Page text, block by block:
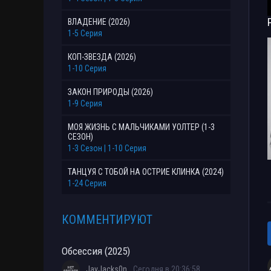
ВЛАДЕНИЕ (2026)
1-5 Серия
КОП-ЗВЕЗДА (2026)
1-10 Серия
ЗАКОН ПРИРОДЫ (2026)
1-9 Серия
МОЯ ЖИЗНЬ С МАЛЬЧИКАМИ УОЛТЕР (1-3
СЕЗОН)
1-3 Сезон | 1-10 Серия
ТАНЦУЯ С ТОБОЙ НА ОСТРИЕ КЛИНКА (2024)
1-24 Серия
КОММЕНТИРУЮТ
Обсессия (2025)